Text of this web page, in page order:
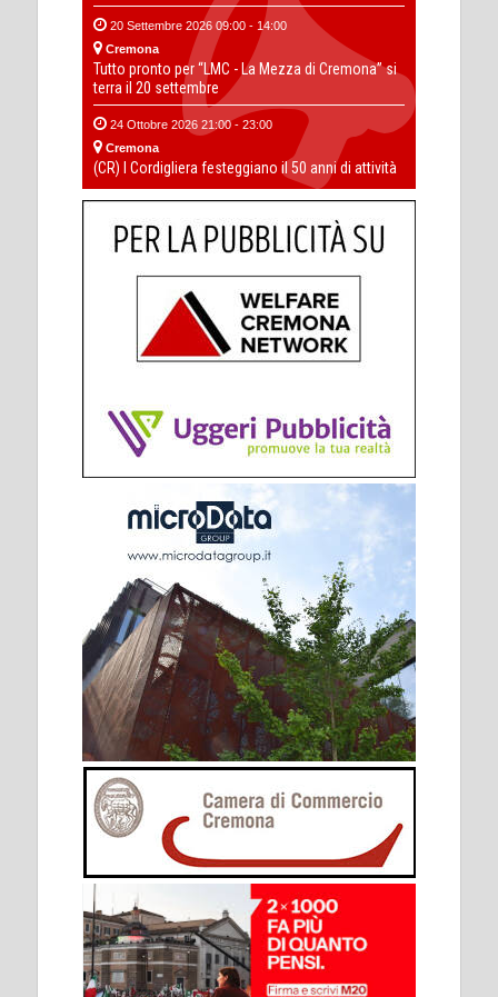
20 Settembre 2026 09:00 - 14:00
Cremona
Tutto pronto per “LMC - La Mezza di Cremona” si
terra il 20 settembre
24 Ottobre 2026 21:00 - 23:00
Cremona
(CR) I Cordigliera festeggiano il 50 anni di attività